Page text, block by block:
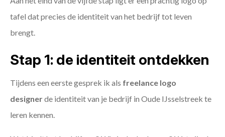
tafel dat precies de identiteit van het bedrijf tot leven
brengt.
Stap 1: de identiteit ontdekken
Tijdens een eerste gesprek ik als freelance logo
designerde identiteit van je bedrijf in Oude IJsselstreek te
leren kennen.